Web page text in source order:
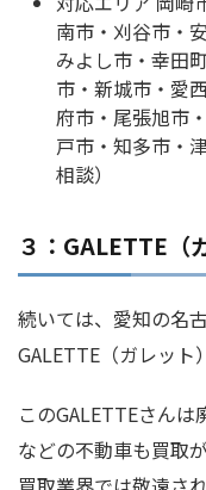
南市・刈谷市・
みよし市・幸田
市・新城市・愛
府市・尾張旭市
戸市・知多市・
相談）
３：GALETTE（
続いては、愛知の名
GALETTE（ガレット
このGALETTEさん
などの不動車も買取